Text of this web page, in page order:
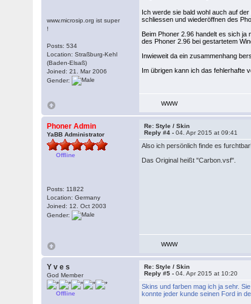
www.microsip.org ist super
!
Posts: 534
Location: Straßburg-Kehl
(Baden-Elsaß)
Joined: 21. Mar 2006
Gender:
Ich werde sie bald wohl auch auf
schliessen und wiederöffnen des
Beim Phoner 2.96 handelt es sich
des Phoner 2.96 bei gestartetem
Inwieweit da ein zusammenhang
Im übrigen kann ich das fehlerhafte
WWW
Phoner Admin
YaBB Administrator
Offline
Posts: 11822
Location: Germany
Joined: 12. Oct 2003
Gender:
Re: Style / Skin
Reply #4 -04. Apr 2015 at 09:41
Also ich persönlich finde es
Das Original heißt "Carbon.vsf".
WWW
Y v e s
God Member
Offline
Re: Style / Skin
Reply #5 -04. Apr 2015 at 10:20
Skins und farben mag ich ja sehr.
konnte jeder kunde seinen Ford in